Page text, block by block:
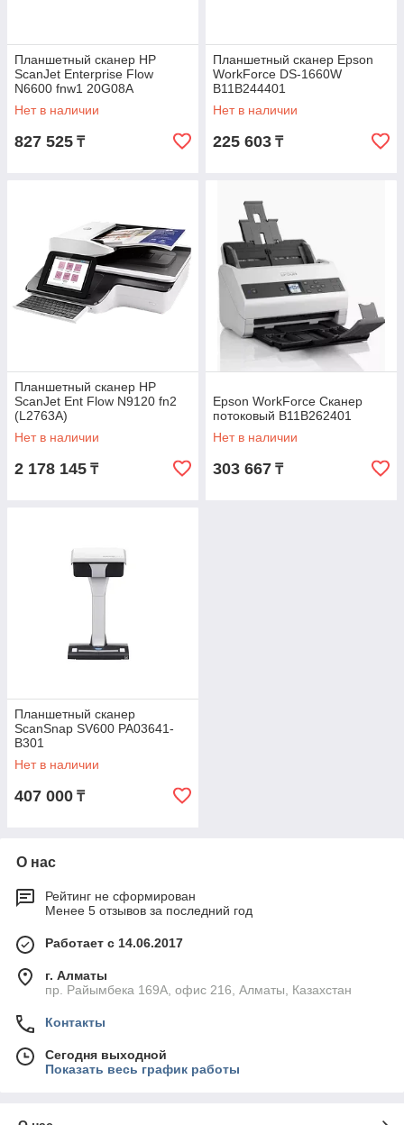
Планшетный сканер HP
ScanJet Enterprise Flow
N6600 fnw1 20G08A
Нет в наличии
827 525 ₸
Планшетный сканер Epson
WorkForce DS-1660W
B11B244401
Нет в наличии
225 603 ₸
Планшетный сканер HP
ScanJet Ent Flow N9120 fn2
(L2763A)
Нет в наличии
2 178 145 ₸
Epson WorkForce Сканер
потоковый B11B262401
Нет в наличии
303 667 ₸
Планшетный сканер
ScanSnap SV600 PA03641-
B301
Нет в наличии
407 000 ₸
О нас
Рейтинг не сформирован
Менее 5 отзывов за последний год
Работает с 14.06.2017
г. Алматы
пр. Райымбека 169А, офис 216, Алматы, Казахстан
Контакты
Сегодня выходной
Показать весь график работы